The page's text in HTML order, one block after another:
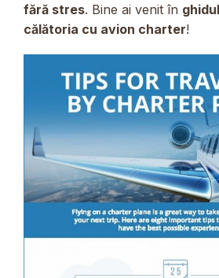
fără stres. Bine ai venit în
călătoria cu avion charter!